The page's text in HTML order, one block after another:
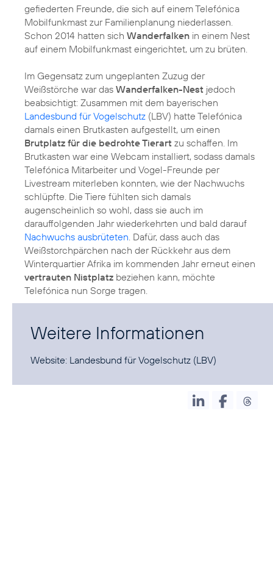
gefiederten Freunde, die sich auf einem Telefónica
Mobilfunkmast zur Familienplanung niederlassen.
Schon 2014 hatten sich Wanderfalken in einem Nest
auf einem Mobilfunkmast eingerichtet, um zu brüten.
Im Gegensatz zum ungeplanten Zuzug der
Weißstörche war das Wanderfalken-Nest jedoch
beabsichtigt: Zusammen mit dem bayerischen
Landesbund für Vogelschutz (LBV) hatte Telefónica
damals einen Brutkasten aufgestellt, um einen
Brutplatz für die bedrohte Tierart zu schaffen. Im
Brutkasten war eine Webcam installiert, sodass damals
Telefónica Mitarbeiter und Vogel-Freunde per
Livestream miterleben konnten, wie der Nachwuchs
schlüpfte. Die Tiere fühlten sich damals
augenscheinlich so wohl, dass sie auch im
darauffolgenden Jahr wiederkehrten und bald darauf
Nachwuchs ausbrüteten. Dafür, dass auch das
Weißstorchpärchen nach der Rückkehr aus dem
Winterquartier Afrika im kommenden Jahr erneut einen
vertrauten Nistplatz beziehen kann, möchte
Telefónica nun Sorge tragen.
Weitere Informationen
Website: Landesbund für Vogelschutz (LBV)